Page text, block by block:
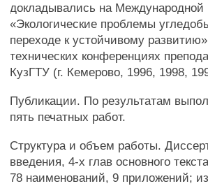
докладывались на Международной
«Экологические проблемы
переходе к устойчивому
технических конференциях
КузГТУ (г. Кемерово, 1996, 1998,
Публикации. По результатам
пять печатных работ.
Структура и объем работы.
введения, 4-х глав основного
78 наименований, 9 приложений;